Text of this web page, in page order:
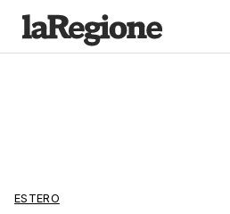
ESTERO